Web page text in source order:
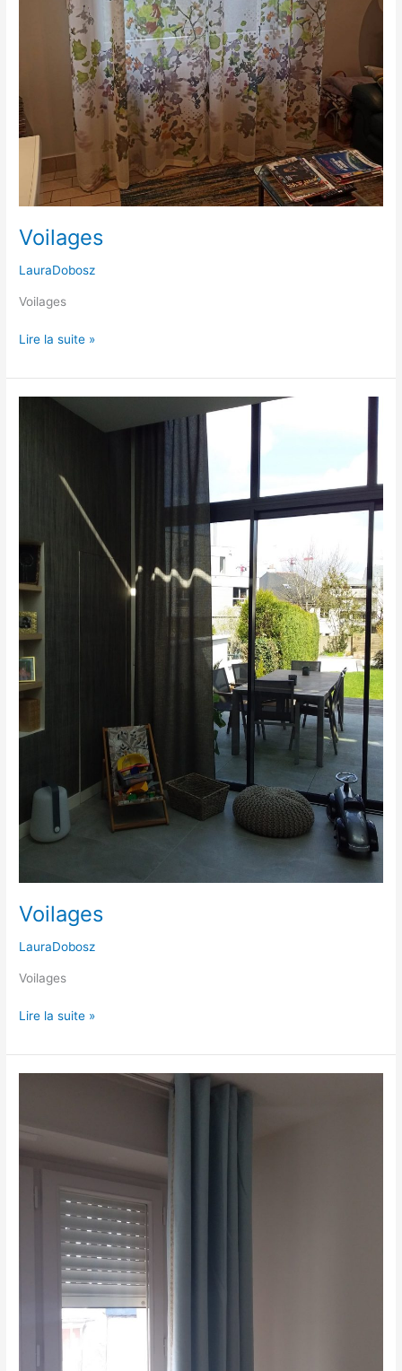
Voilages
LauraDobosz
Voilages
Lire la suite »
Voilages
LauraDobosz
Voilages
Voilages
Lire la suite »